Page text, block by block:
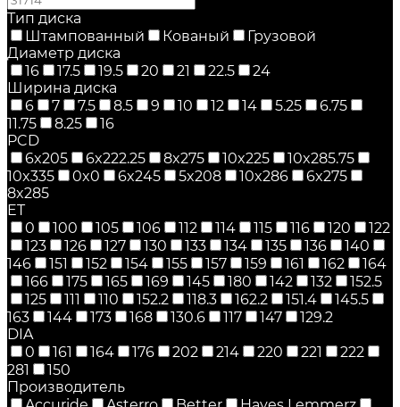
Тип диска
Штампованный
Кованый
Грузовой
Диаметр диска
16
17.5 19.5 20 21 22.5
24
Ширина диска
6
7 7.5 8.5 9 10 12 14 5.25
6.75
11.75
8.25
16
PCD
6x205
6x222.25 8x275 10x225
10x285.75
10x335
0x0 6x245 5x208 10x286
6x275
8x285
ET
0
100 105 106 112 114 115 116 120
122
123
126 127 130 133 134 135 136
140
146
151 152 154 155 157 159 161 162
164
166
175 165 169 145 180 142 132
152.5
125
111 110 152.2 118.3 162.2 151.4
145.5
163
144 173 168 130.6 117 147
129.2
DIA
0
161 164 176 202 214 220 221
222
281
150
Производитель